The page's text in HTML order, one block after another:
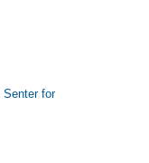
Senter for